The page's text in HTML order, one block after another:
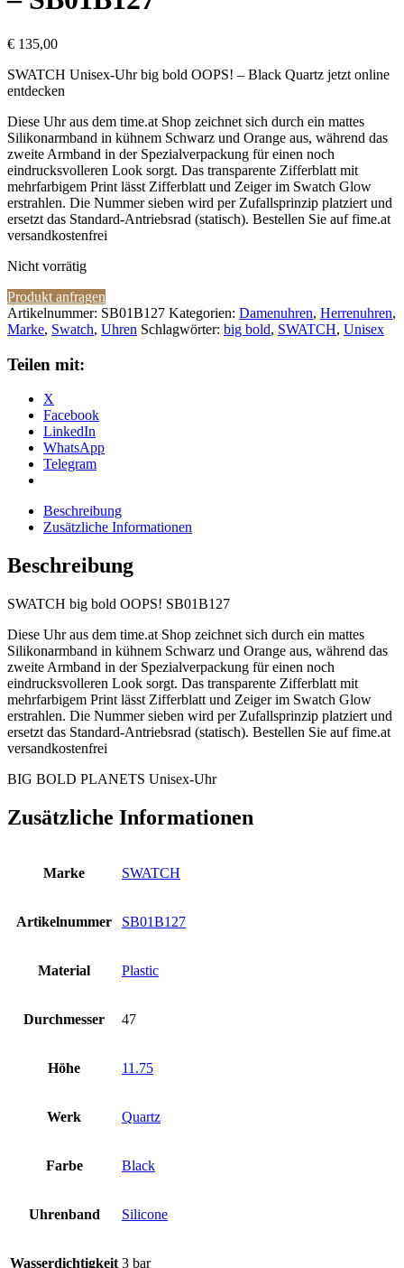
€ 135,00
SWATCH Unisex-Uhr big bold OOPS! – Black Quartz jetzt online
entdecken
Diese Uhr aus dem time.at Shop zeichnet sich durch ein mattes
Silikonarmband in kühnem Schwarz und Orange aus, während das
zweite Armband in der Spezialverpackung für einen noch
eindrucksvolleren Look sorgt. Das transparente Zifferblatt mit
mehrfarbigem Print lässt Zifferblatt und Zeiger im Swatch Glow
erstrahlen. Die Nummer sieben wird per Zufallsprinzip platziert und
ersetzt das Standard-Antriebsrad (statisch). Bestellen Sie auf fime.at
versandkostenfrei
Nicht vorrätig
Produkt anfragen
Artikelnummer: SB01B127 Kategorien: Damenuhren, Herrenuhren,
Marke, Swatch, Uhren Schlagwörter: big bold, SWATCH, Unisex
Teilen mit:
X
Facebook
LinkedIn
WhatsApp
Telegram
Beschreibung
Zusätzliche Informationen
Beschreibung
SWATCH big bold OOPS! SB01B127
Diese Uhr aus dem time.at Shop zeichnet sich durch ein mattes
Silikonarmband in kühnem Schwarz und Orange aus, während das
zweite Armband in der Spezialverpackung für einen noch
eindrucksvolleren Look sorgt. Das transparente Zifferblatt mit
mehrfarbigem Print lässt Zifferblatt und Zeiger im Swatch Glow
erstrahlen. Die Nummer sieben wird per Zufallsprinzip platziert und
ersetzt das Standard-Antriebsrad (statisch). Bestellen Sie auf fime.at
versandkostenfrei
BIG BOLD PLANETS Unisex-Uhr
Zusätzliche Informationen
Marke SWATCH
Artikelnummer SB01B127
Material Plastic
Durchmesser 47
Höhe 11.75
Werk Quartz
Farbe Black
Uhrenband Silicone
Wasserdichtigkeit 3 bar